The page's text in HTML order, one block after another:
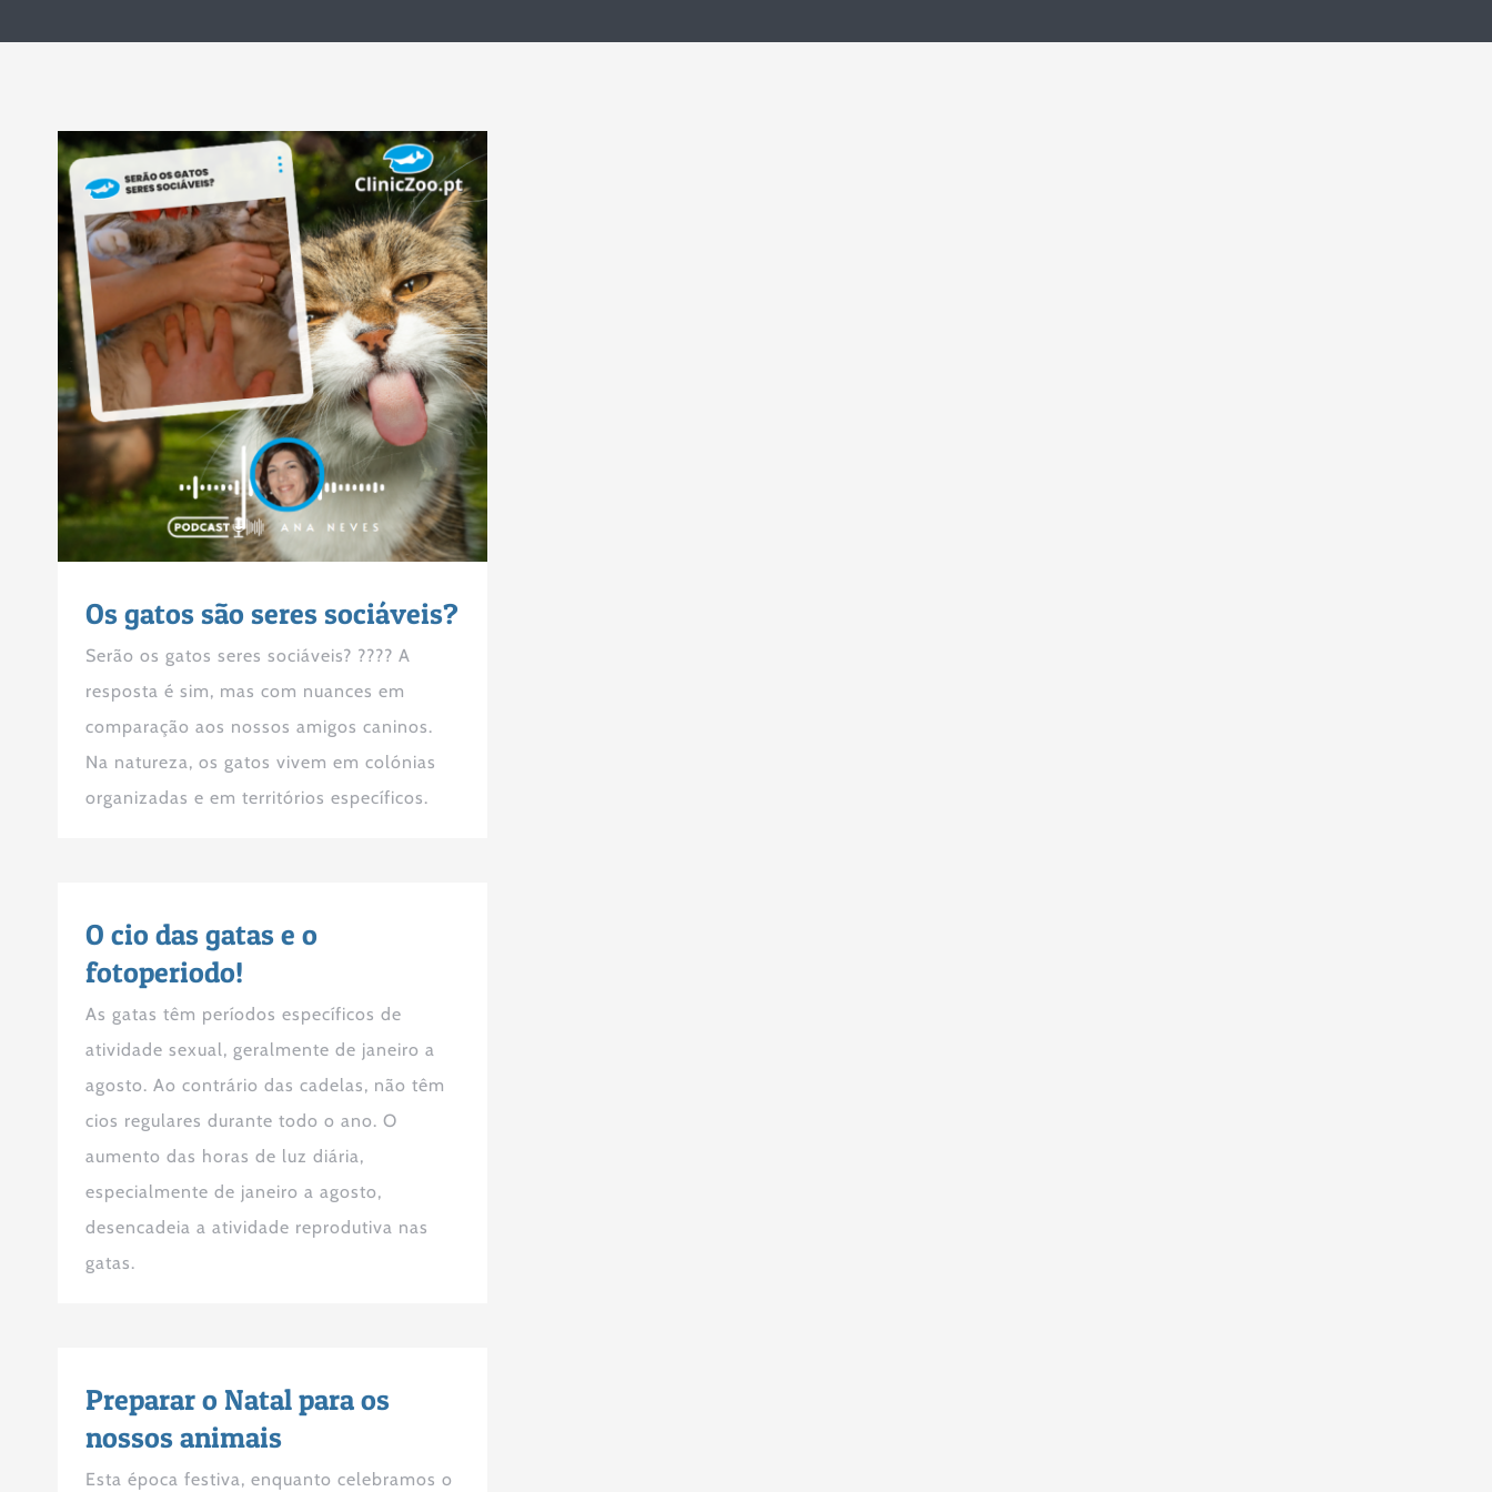
Os gatos são seres sociáveis?
Serão os gatos seres sociáveis? ???? A
resposta é sim, mas com nuances em
comparação aos nossos amigos caninos.
Na natureza, os gatos vivem em colónias
organizadas e em territórios específicos.
O cio das gatas e o
fotoperiodo!
As gatas têm períodos específicos de
atividade sexual, geralmente de janeiro a
agosto. Ao contrário das cadelas, não têm
cios regulares durante todo o ano. O
aumento das horas de luz diária,
especialmente de janeiro a agosto,
desencadeia a atividade reprodutiva nas
gatas.
Preparar o Natal para os
nossos animais
Esta época festiva, enquanto celebramos o